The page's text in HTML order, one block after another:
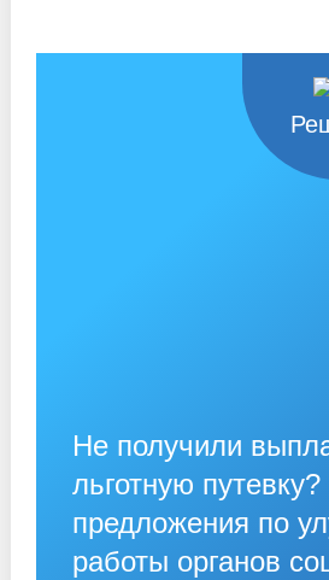
Не получили
льготную
предложения по
работы органов